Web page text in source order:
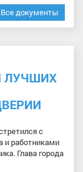
Все документы
ЛУЧШИХ
с
и работниками
Глава города